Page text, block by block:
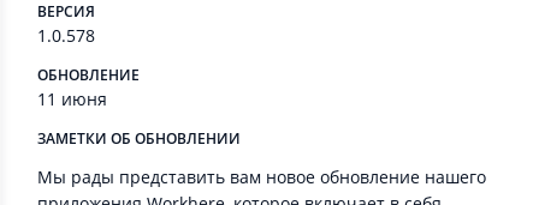
ВЕРСИЯ
1.0.578
ОБНОВЛЕНИЕ
11 июня
ЗАМЕТКИ ОБ ОБНОВЛЕНИИ
Мы рады представить вам новое обновление нашего